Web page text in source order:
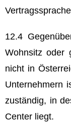
12.4
Wohnsitz oder
nicht in
Unternehmern
zuständig, in
Center liegt.